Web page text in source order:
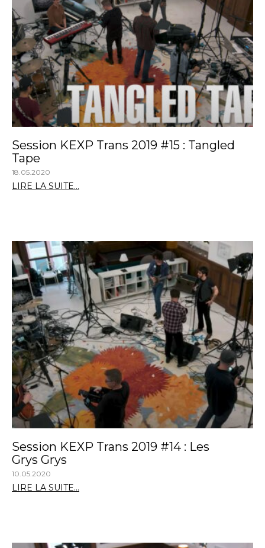
Session KEXP Trans 2019 #15 : Tangled
Tape
18.05.2020
LIRE LA SUITE...
Session KEXP Trans 2019 #14 : Les
Grys Grys
10.05.2020
LIRE LA SUITE...